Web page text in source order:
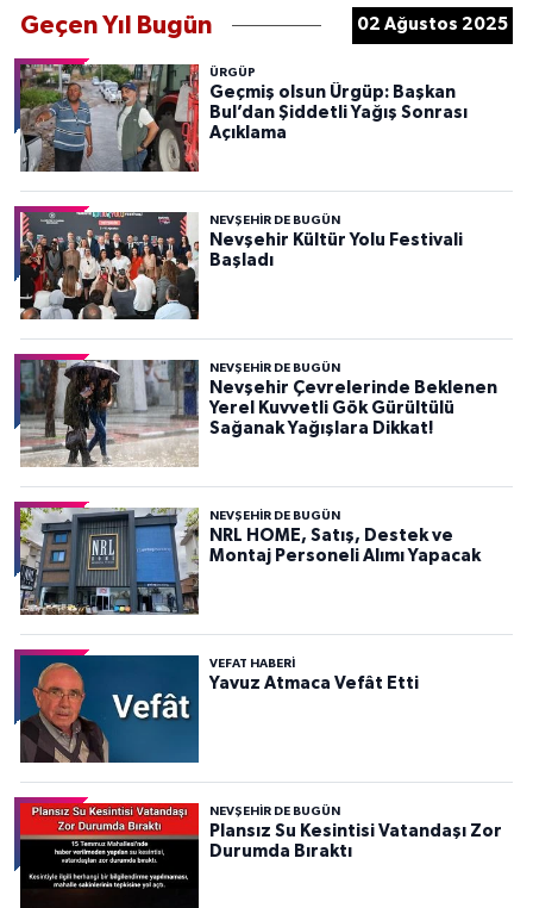
Geçen Yıl Bugün 02 Ağustos 2025
ÜRGÜP
Geçmiş olsun Ürgüp: Başkan
Bul’dan Şiddetli Yağış Sonrası
Açıklama
NEVŞEHIR DE BUGÜN
Nevşehir Kültür Yolu Festivali
Başladı
NEVŞEHIR DE BUGÜN
Nevşehir Çevrelerinde Beklenen
Yerel Kuvvetli Gök Gürültülü
Sağanak Yağışlara Dikkat!
NEVŞEHIR DE BUGÜN
NRL HOME, Satış, Destek ve
Montaj Personeli Alımı Yapacak
VEFAT HABERI
Yavuz Atmaca Vefât Etti
NEVŞEHIR DE BUGÜN
Plansız Su Kesintisi Vatandaşı Zor
Durumda Bıraktı